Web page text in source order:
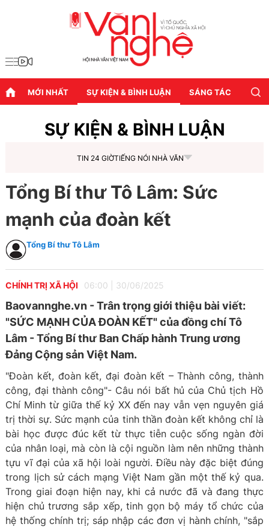
MỚI NHẤT SỰ KIỆN & BÌNH LUẬN SÁNG TÁC
SỰ KIỆN & BÌNH LUẬN
TIN 24 GIỜTIẾNG NÓI NHÀ VĂN
Tổng Bí thư Tô Lâm: Sức
mạnh của đoàn kết
Tổng Bí thư Tô Lâm
CHÍNH TRỊ XÃ HỘI 06:00 30/06/2025
Baovannghe.vn - Trân trọng giới thiệu bài viết:
"SỨC MẠNH CỦA ĐOÀN KẾT" của đồng chí Tô
Lâm - Tổng Bí thư Ban Chấp hành Trung ương
Đảng Cộng sản Việt Nam.
"Đoàn kết, đoàn kết, đại đoàn kết – Thành công, thành
công, đại thành công"- Câu nói bất hủ của Chủ tịch Hồ
Chí Minh từ giữa thế kỷ XX đến nay vẫn vẹn nguyên giá
trị thời sự. Sức mạnh của tinh thần đoàn kết không chỉ là
bài học được đúc kết từ thực tiễn cuộc sống ngàn đời
của nhân loại, mà còn là cội nguồn làm nên những thành
tựu vĩ đại của xã hội loài người. Điều này đặc biệt đúng
trong lịch sử cách mạng Việt Nam gần một thế kỷ qua.
Trong giai đoạn hiện nay, khi cả nước đã và đang thực
hiện chủ trương sắp xếp, tinh gọn bộ máy tổ chức của
hệ thống chính trị; sáp nhập các đơn vị hành chính, "sắp